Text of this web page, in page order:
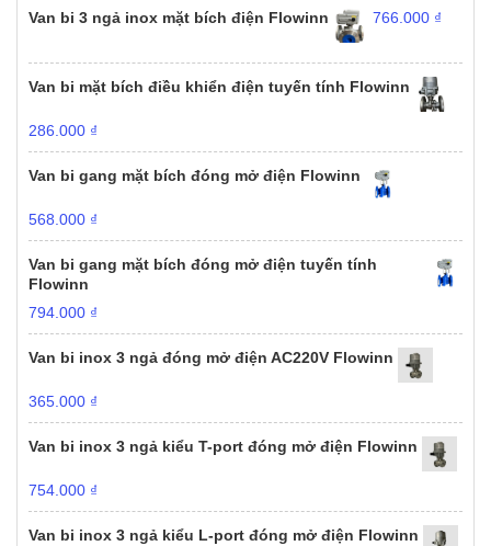
Van bi 3 ngả inox mặt bích điện Flowinn 766.000 ₫
Van bi mặt bích điều khiển điện tuyến tính Flowinn
286.000 ₫
Van bi gang mặt bích đóng mở điện Flowinn
568.000 ₫
Van bi gang mặt bích đóng mở điện tuyến tính
Flowinn
794.000 ₫
Van bi inox 3 ngả đóng mở điện AC220V Flowinn
365.000 ₫
Van bi inox 3 ngả kiểu T-port đóng mở điện Flowinn
754.000 ₫
Van bi inox 3 ngả kiểu L-port đóng mở điện Flowinn